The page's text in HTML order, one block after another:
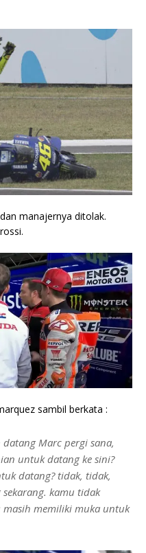
manajernya ditolak.
sambil berkata :
datang Marc pergi sana,
untuk datang ke sini?
datang? tidak, tidak,
kamu tidak
masih memiliki muka untuk